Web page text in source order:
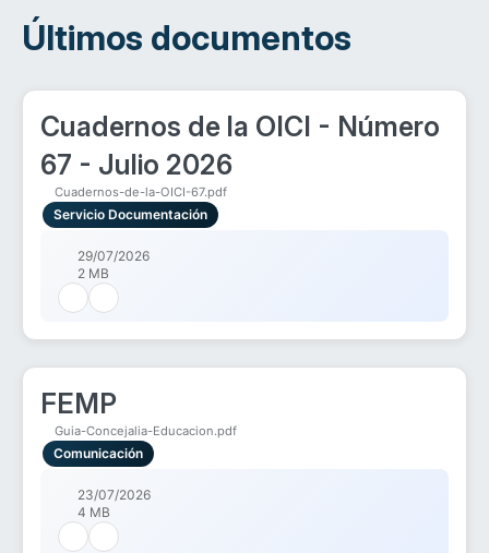
Últimos documentos
Cuadernos de la OICI - Número
67 - Julio 2026
Cuadernos-de-la-OICI-67.pdf
Servicio Documentación
29/07/2026
2 MB
FEMP
Guia-Concejalia-Educacion.pdf
Comunicación
23/07/2026
4 MB